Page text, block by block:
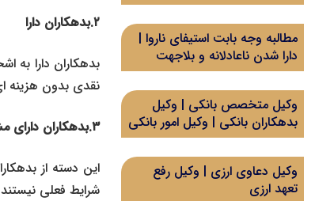
مطالبه وجه بابت استیفای ناروا |
دارا شدن ناعادلانه و بلاجهت
وکیل متخصص بانکی | وکیل
بدهکاران بانکی | وکیل امور بانکی
وکیل دعاوی ارزی | وکیل رفع
تعهد ارزی
۲.بدهکاران دارا
بدهکاران دارا به
نقدی بدون هزینه
۳.بدهکاران دارای مشکلات موقت
این دسته از
شرایط فعلی